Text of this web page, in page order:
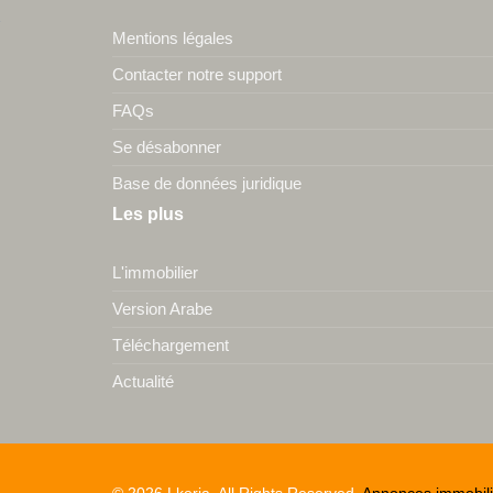
Mentions légales
Contacter notre support
FAQs
Se désabonner
Base de données juridique
Les plus
L'immobilier
Version Arabe
Téléchargement
Actualité